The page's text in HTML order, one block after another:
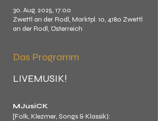
30. Aug. 2025, 17:00
Zwettl an der Rodl, Marktpl. 10, 4180 Zwettl
an der Rodl, Österreich
Das Programm
LIVEMUSIK!
MJusiCK
[Folk, Klezmer, Songs & Klassik):